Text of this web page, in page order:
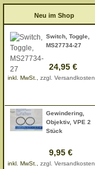
Neu im Shop
Switch, Toggle,
MS27734-27
24,95 €
inkl. MwSt., zzgl. Versandkosten
Gewindering,
Objektiv, VPE 2
Stück
9,95 €
inkl. MwSt., zzgl. Versandkosten